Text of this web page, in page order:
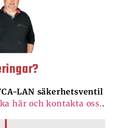
LAN säkerhetsventil
här och kontakta oss..